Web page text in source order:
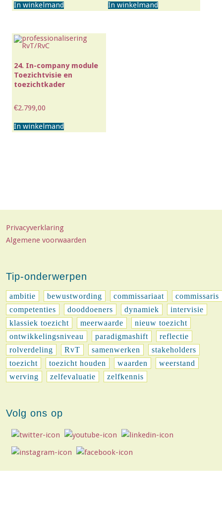
In winkelmand In winkelmand
24. In-company module
Toezichtvisie en
toezichtkader
€2.799,00
In winkelmand
Privacyverklaring
Algemene voorwaarden
Tip-onderwerpen
ambitie bewustwording commissariaat
commissaris
competenties
dooddoeners dynamiek
intervisie
klassiek toezicht
meerwaarde
nieuw toezicht
ontwikkelingsniveau
paradigmashift
reflectie
rolverdeling
RvT samenwerken
stakeholders
toezicht
toezicht houden waarden
weerstand
werving
zelfevaluatie zelfkennis
Volg ons op